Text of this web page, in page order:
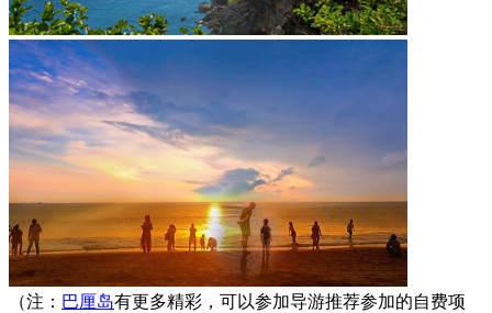
（注： 巴厘岛有更多精彩，可以参加导游推荐参加的自费项